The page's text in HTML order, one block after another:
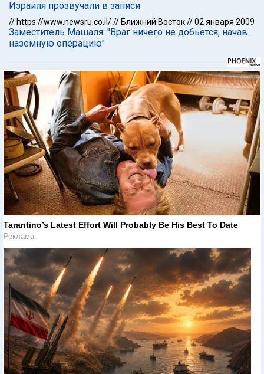
Израиля прозвучали в записи
// https://www.newsru.co.il/// Ближний Восток//02 января 2009
Заместитель Машаля: "Враг ничего не добьется, начав
наземную операцию"
Tarantino’s Latest Effort Will Probably Be His Best To Date
Реклама